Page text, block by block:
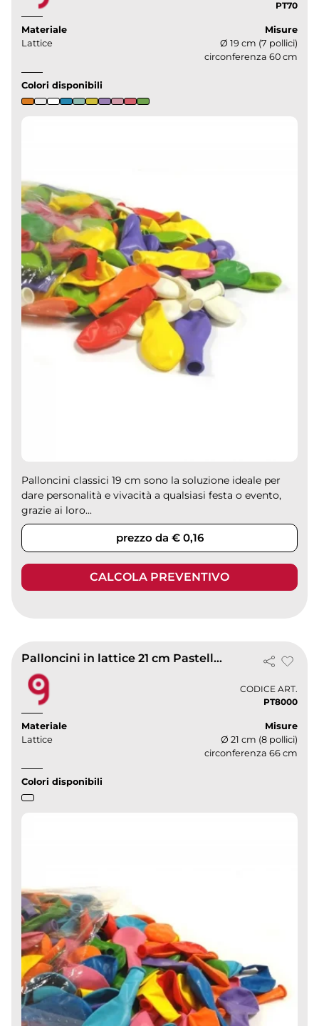
PT70
Materiale
Lattice
Misure
Ø 19 cm (7 pollici)
circonferenza 60 cm
Colori disponibili
Palloncini classici 19 cm sono la soluzione ideale per
dare personalità e vivacità a qualsiasi festa o evento,
grazie ai loro...
prezzo da € 0,16
CALCOLA PREVENTIVO
Palloncini in lattice 21 cm Pastello biodegradabili | ColorJoy
CODICE ART.
PT8000
Materiale
Lattice
Misure
Ø 21 cm (8 pollici)
circonferenza 66 cm
Colori disponibili